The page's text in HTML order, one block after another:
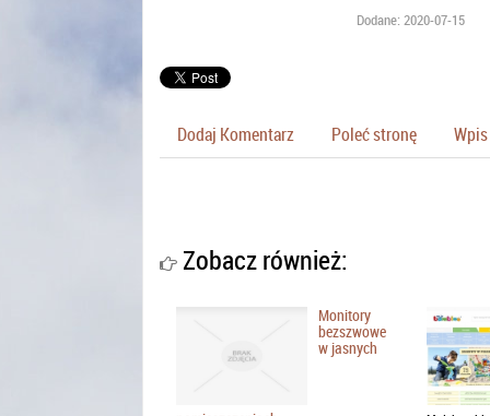
Dodane: 2020-07-15
Dodaj Komentarz Poleć stronę
Zobacz również:
Monitory
bezszwowe
w jasnych